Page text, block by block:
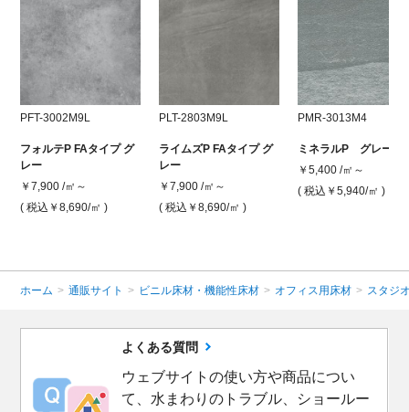
PFT-3002M9L
フォルテP FAタイプ グ
レー
￥7,900 /㎡～
( 税込￥8,690/㎡ )
PLT-2803M9L
ライムズP FAタイプ グ
レー
￥7,900 /㎡～
( 税込￥8,690/㎡ )
PMR-3013M4
ミネラルP グレー
￥5,400 /㎡～
( 税込￥5,940/㎡ )
ホーム > 通販サイト > ビニル床材・機能性床材 > オフィス用床材 > スタジ
よくある質問
ウェブサイトの使い方や商品につい
て、水まわりのトラブル、ショールー